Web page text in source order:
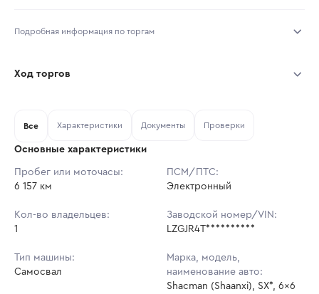
Подробная информация по торгам
Тип аукциона: Открытые торги
Шаг торгов: 5 000 ₽
Кол-во ставок:
Ход торгов
Ставок не найдено
в аукционах
Все Характеристики Документы Проверки
Основные характеристики
Пробег или моточасы:
6 157 км
ПСМ/ПТС:
Электронный
Кол-во владельцев:
1
Заводской номер/VIN:
LZGJR4T**********
Тип машины:
Самосвал
Марка, модель,
наименование авто:
Shacman (Shaanxi), SX*, 6x6